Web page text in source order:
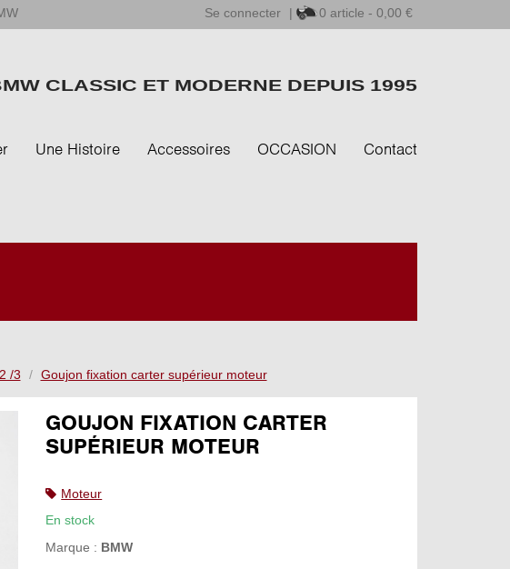
Se connecter | 0 article - 0,00 €
CLASSIC ET MODERNE DEPUIS 1995
Une Histoire Accessoires OCCASION Contact
/3 Goujon fixation carter supérieur moteur
GOUJON FIXATION CARTER
SUPÉRIEUR MOTEUR
Moteur
En stock
Marque : BMW